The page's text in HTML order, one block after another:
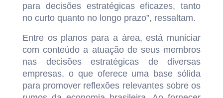
para decisões estratégicas eficazes, tanto
no curto quanto no longo prazo”, ressaltam.
Entre os planos para a área, está municiar
com conteúdo a atuação de seus membros
nas decisões estratégicas de diversas
empresas, o que oferece uma base sólida
para promover reflexões relevantes sobre os